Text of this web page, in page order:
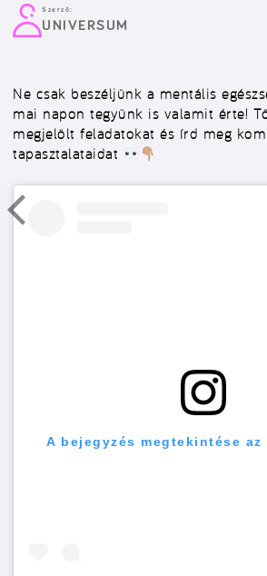
Szerző:
UNIVERSUM
Ne csak beszéljünk a mentális
mai napon tegyünk is valamit érte!
megjelölt feladatokat és írd meg
tapasztalataidat
A bejegyzés megtekintése az